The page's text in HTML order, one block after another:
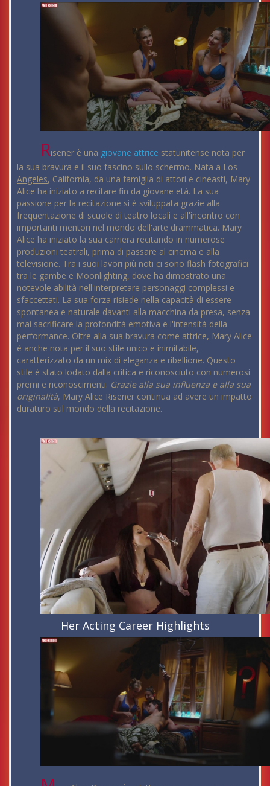
Risener è una giovane attrice statunitense nota per
la sua bravura e il suo fascino sullo schermo. Nata a Los
Angeles, California, da una famiglia di attori e cineasti, Mary
Alice ha iniziato a recitare fin da giovane età. La sua
passione per la recitazione si è sviluppata grazie alla
frequentazione di scuole di teatro locali e all'incontro con
importanti mentori nel mondo dell'arte drammatica. Mary
Alice ha iniziato la sua carriera recitando in numerose
produzioni teatrali, prima di passare al cinema e alla
televisione. Tra i suoi lavori più noti ci sono flash fotografici
tra le gambe e Moonlighting, dove ha dimostrato una
notevole abilità nell'interpretare personaggi complessi e
sfaccettati. La sua forza risiede nella capacità di essere
spontanea e naturale davanti alla macchina da presa, senza
mai sacrificare la profondità emotiva e l'intensità della
performance. Oltre alla sua bravura come attrice, Mary Alice
è anche nota per il suo stile unico e inimitabile,
caratterizzato da un mix di eleganza e ribellione. Questo
stile è stato lodato dalla critica e riconosciuto con numerosi
premi e riconoscimenti. Grazie alla sua influenza e alla sua
originalità, Mary Alice Risener continua ad avere un impatto
duraturo sul mondo della recitazione.
Her Acting Career Highlights